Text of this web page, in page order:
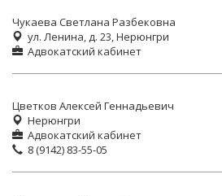
Чукаева Светлана Разбековна
ул. Ленина, д. 23, Нерюнгри
Адвокатский кабинет
Цветков Алексей Геннадьевич
Нерюнгри
Адвокатский кабинет
8 (9142) 83-55-05